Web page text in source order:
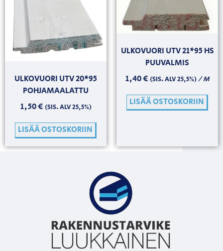
ULKOVUORI UTV 20*95
POHJAMAALATTU
1,50€ (SIS. ALV 25,5%)
LISÄÄ OSTOSKORIIN
ULKOVUORI UTV 21*95 HS
PUUVALMIS
1,40€ (SIS. ALV 25,5%)/ M
LISÄÄ OSTOSKORIIN